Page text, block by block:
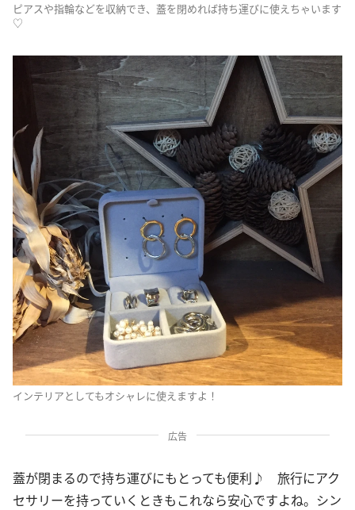
ピアスや指輪などを収納でき、蓋を閉めれば持ち運びに使えちゃいます
♡
インテリアとしてもオシャレに使えますよ！
広告
蓋が閉まるので持ち運びにもとっても便利♪ 旅行にアク
セサリーを持っていくときもこれなら安心ですよね。シン